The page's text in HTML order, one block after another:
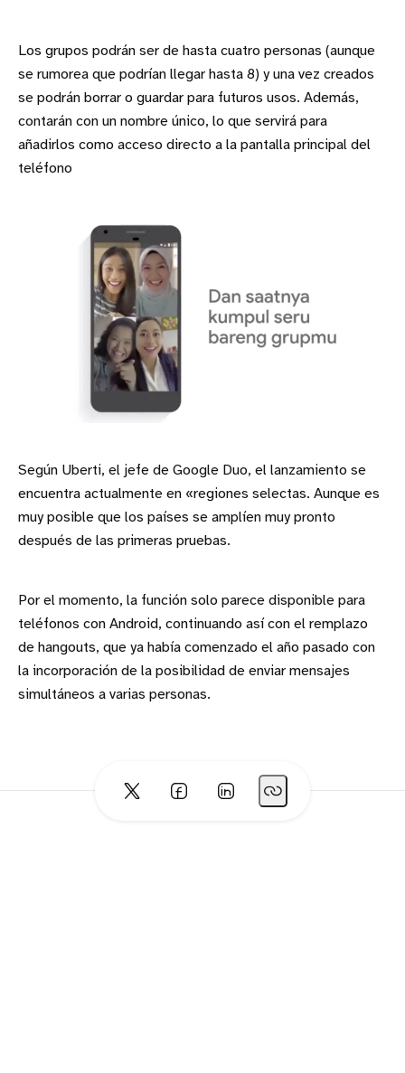
Los grupos podrán ser de hasta cuatro personas (aunque
se rumorea que podrían llegar hasta 8) y una vez creados
se podrán borrar o guardar para futuros usos. Además,
contarán con un nombre único, lo que servirá para
añadirlos como acceso directo a la pantalla principal del
teléfono
Según Uberti, el jefe de Google Duo, el lanzamiento se
encuentra actualmente en «regiones selectas. Aunque es
muy posible que los países se amplíen muy pronto
después de las primeras pruebas.
Por el momento, la función solo parece disponible para
teléfonos con Android, continuando así con el remplazo
de hangouts, que ya había comenzado el año pasado con
la incorporación de la posibilidad de enviar mensajes
simultáneos a varias personas.